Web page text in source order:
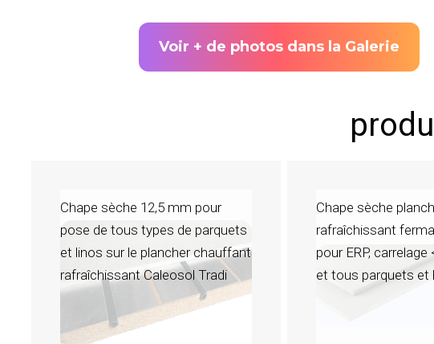
Voir + de photos dans la Galerie
Chape sèche 12,5 mm pour
pose de tous types de parquets
et linos sur le plancher chauffant
rafraîchissant Caleosol Tradi
Chape sèche
rafraîchissant
pour ERP, carrelage
et tous parquets et